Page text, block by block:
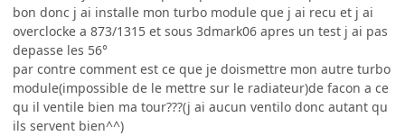
bon donc j ai installe mon turbo module que j ai recu et j ai
overclocke a 873/1315 et sous 3dmark06 apres un test j ai pas
depasse les 56°
par contre comment est ce que je doismettre mon autre turbo
module(impossible de le mettre sur le radiateur)de facon a ce
qu il ventile bien ma tour???(j ai aucun ventilo donc autant qu
ils servent bien^^)